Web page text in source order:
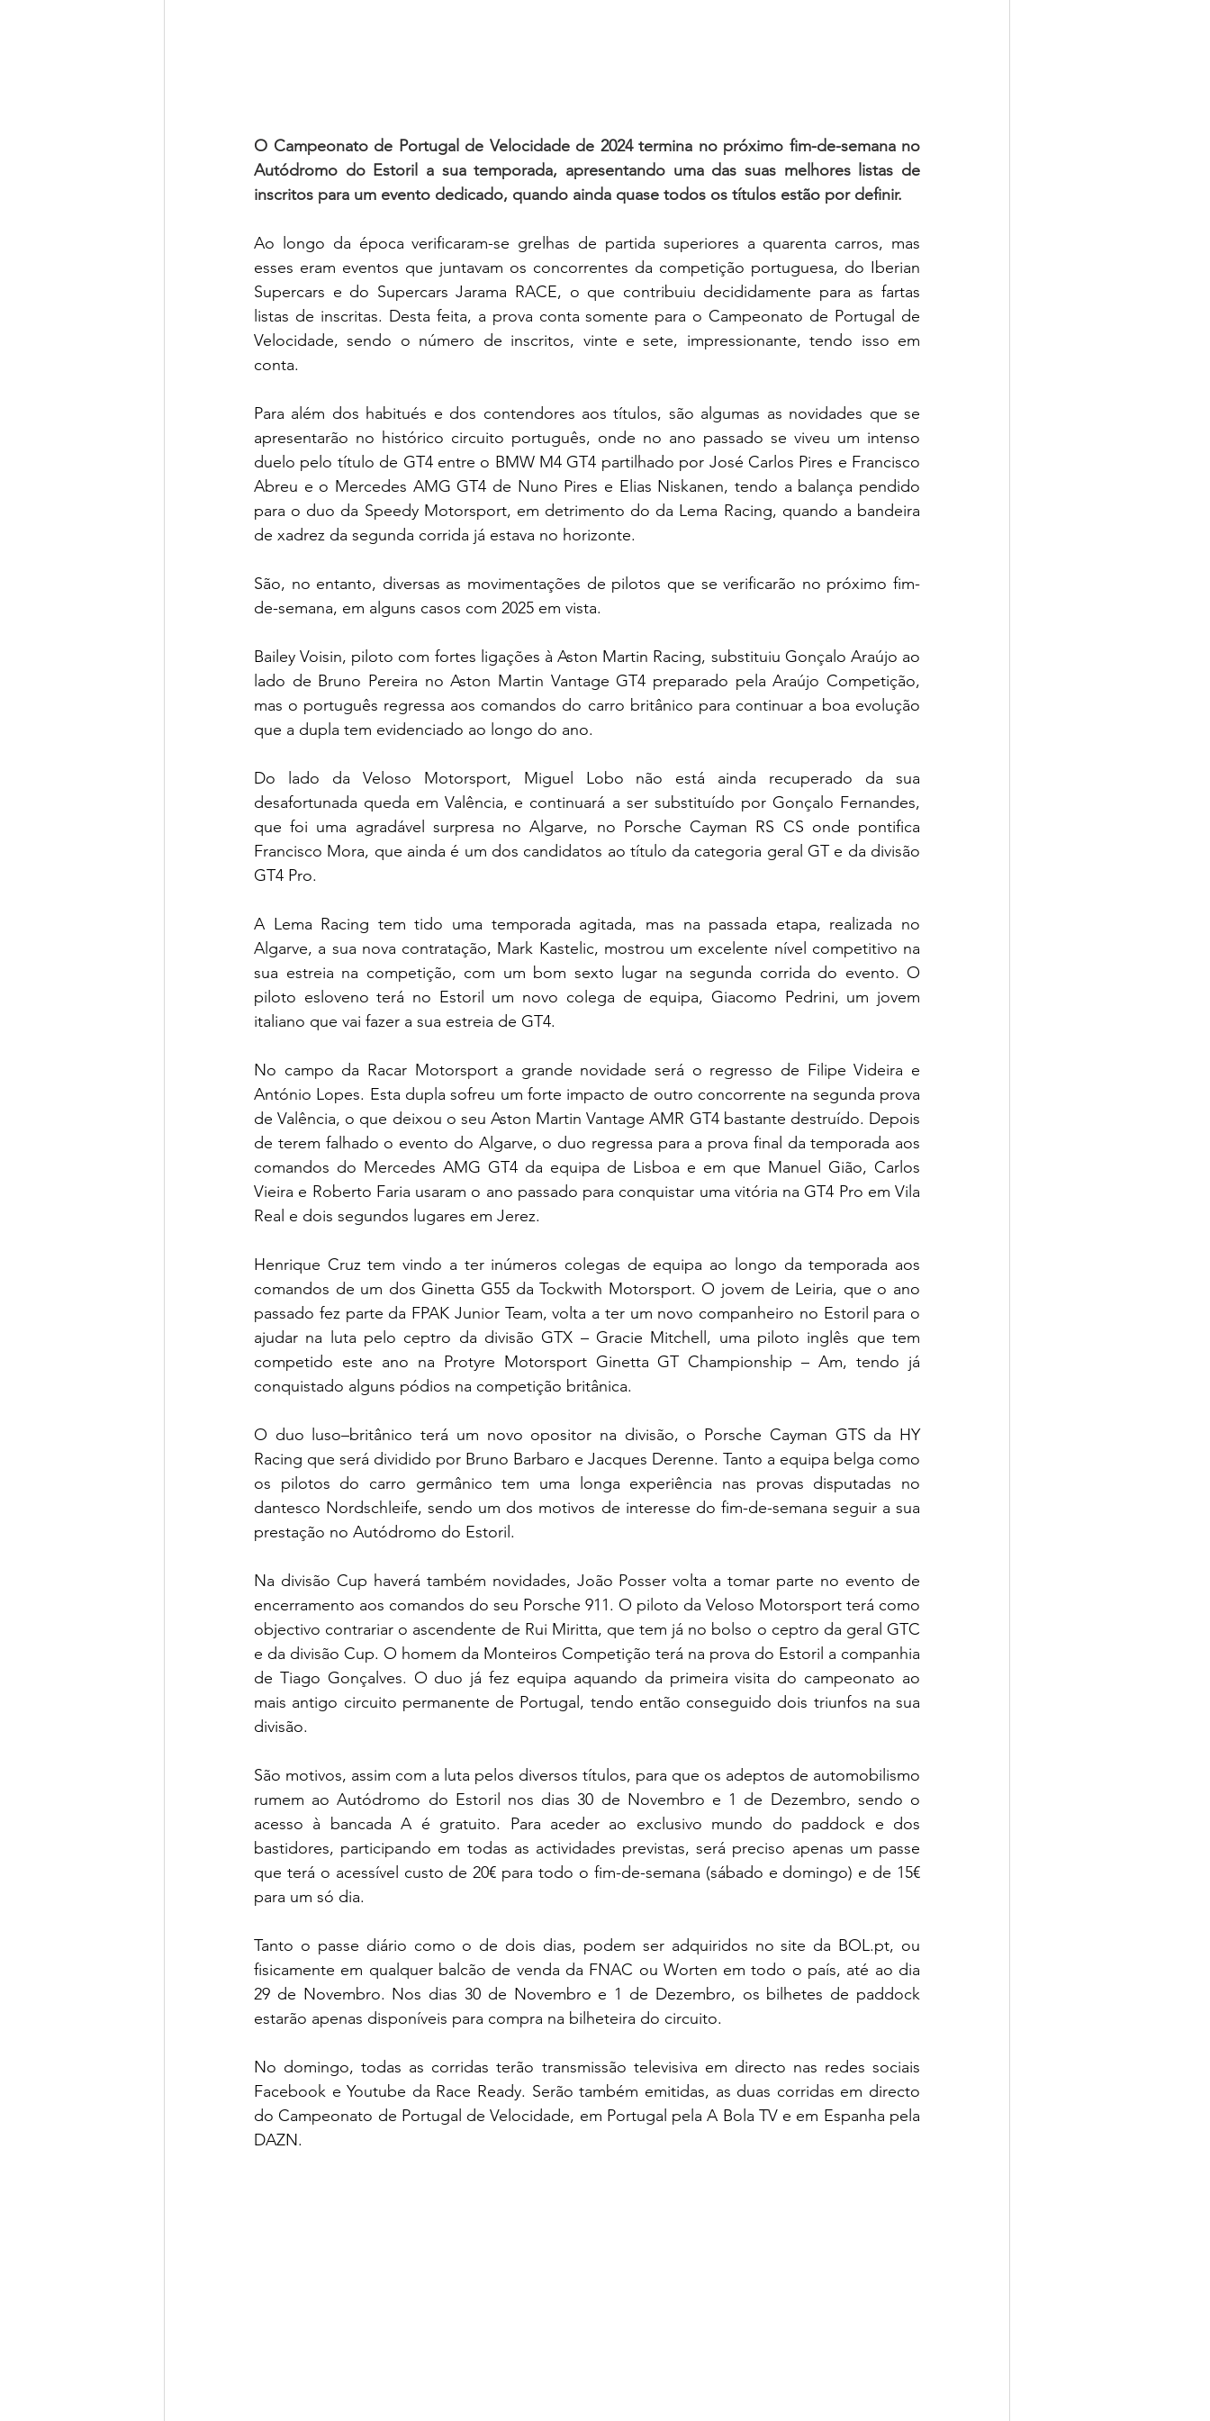
O Campeonato de Portugal de Velocidade de 2024 termina no próximo fim-de-semana no
Autódromo do Estoril a sua temporada, apresentando uma das suas melhores listas de
inscritos para um evento dedicado, quando ainda quase todos os títulos estão por definir.
Ao longo da época verificaram-se grelhas de partida superiores a quarenta carros, mas
esses eram eventos que juntavam os concorrentes da competição portuguesa, do Iberian
Supercars e do Supercars Jarama RACE, o que contribuiu decididamente para as fartas
listas de inscritas. Desta feita, a prova conta somente para o Campeonato de Portugal de
Velocidade, sendo o número de inscritos, vinte e sete, impressionante, tendo isso em
conta.
Para além dos habitués e dos contendores aos títulos, são algumas as novidades que se
apresentarão no histórico circuito português, onde no ano passado se viveu um intenso
duelo pelo título de GT4 entre o BMW M4 GT4 partilhado por José Carlos Pires e Francisco
Abreu e o Mercedes AMG GT4 de Nuno Pires e Elias Niskanen, tendo a balança pendido
para o duo da Speedy Motorsport, em detrimento do da Lema Racing, quando a bandeira
de xadrez da segunda corrida já estava no horizonte.
São, no entanto, diversas as movimentações de pilotos que se verificarão no próximo fim-
de-semana, em alguns casos com 2025 em vista.
Bailey Voisin, piloto com fortes ligações à Aston Martin Racing, substituiu Gonçalo Araújo ao
lado de Bruno Pereira no Aston Martin Vantage GT4 preparado pela Araújo Competição,
mas o português regressa aos comandos do carro britânico para continuar a boa evolução
que a dupla tem evidenciado ao longo do ano.
Do lado da Veloso Motorsport, Miguel Lobo não está ainda recuperado da sua
desafortunada queda em Valência, e continuará a ser substituído por Gonçalo Fernandes,
que foi uma agradável surpresa no Algarve, no Porsche Cayman RS CS onde pontifica
Francisco Mora, que ainda é um dos candidatos ao título da categoria geral GT e da divisão
GT4 Pro.
A Lema Racing tem tido uma temporada agitada, mas na passada etapa, realizada no
Algarve, a sua nova contratação, Mark Kastelic, mostrou um excelente nível competitivo na
sua estreia na competição, com um bom sexto lugar na segunda corrida do evento. O
piloto esloveno terá no Estoril um novo colega de equipa, Giacomo Pedrini, um jovem
italiano que vai fazer a sua estreia de GT4.
No campo da Racar Motorsport a grande novidade será o regresso de Filipe Videira e
António Lopes. Esta dupla sofreu um forte impacto de outro concorrente na segunda prova
de Valência, o que deixou o seu Aston Martin Vantage AMR GT4 bastante destruído. Depois
de terem falhado o evento do Algarve, o duo regressa para a prova final da temporada aos
comandos do Mercedes AMG GT4 da equipa de Lisboa e em que Manuel Gião, Carlos
Vieira e Roberto Faria usaram o ano passado para conquistar uma vitória na GT4 Pro em Vila
Real e dois segundos lugares em Jerez.
Henrique Cruz tem vindo a ter inúmeros colegas de equipa ao longo da temporada aos
comandos de um dos Ginetta G55 da Tockwith Motorsport. O jovem de Leiria, que o ano
passado fez parte da FPAK Junior Team, volta a ter um novo companheiro no Estoril para o
ajudar na luta pelo ceptro da divisão GTX – Gracie Mitchell, uma piloto inglês que tem
competido este ano na Protyre Motorsport Ginetta GT Championship – Am, tendo já
conquistado alguns pódios na competição britânica.
O duo luso–britânico terá um novo opositor na divisão, o Porsche Cayman GTS da HY
Racing que será dividido por Bruno Barbaro e Jacques Derenne. Tanto a equipa belga como
os pilotos do carro germânico tem uma longa experiência nas provas disputadas no
dantesco Nordschleife, sendo um dos motivos de interesse do fim-de-semana seguir a sua
prestação no Autódromo do Estoril.
Na divisão Cup haverá também novidades, João Posser volta a tomar parte no evento de
encerramento aos comandos do seu Porsche 911. O piloto da Veloso Motorsport terá como
objectivo contrariar o ascendente de Rui Miritta, que tem já no bolso o ceptro da geral GTC
e da divisão Cup. O homem da Monteiros Competição terá na prova do Estoril a companhia
de Tiago Gonçalves. O duo já fez equipa aquando da primeira visita do campeonato ao
mais antigo circuito permanente de Portugal, tendo então conseguido dois triunfos na sua
divisão.
São motivos, assim com a luta pelos diversos títulos, para que os adeptos de automobilismo
rumem ao Autódromo do Estoril nos dias 30 de Novembro e 1 de Dezembro, sendo o
acesso à bancada A é gratuito. Para aceder ao exclusivo mundo do paddock e dos
bastidores, participando em todas as actividades previstas, será preciso apenas um passe
que terá o acessível custo de 20€ para todo o fim-de-semana (sábado e domingo) e de 15€
para um só dia.
Tanto o passe diário como o de dois dias, podem ser adquiridos no site da BOL.pt, ou
fisicamente em qualquer balcão de venda da FNAC ou Worten em todo o país, até ao dia
29 de Novembro. Nos dias 30 de Novembro e 1 de Dezembro, os bilhetes de paddock
estarão apenas disponíveis para compra na bilheteira do circuito.
No domingo, todas as corridas terão transmissão televisiva em directo nas redes sociais
Facebook e Youtube da Race Ready. Serão também emitidas, as duas corridas em directo
do Campeonato de Portugal de Velocidade, em Portugal pela A Bola TV e em Espanha pela
DAZN.